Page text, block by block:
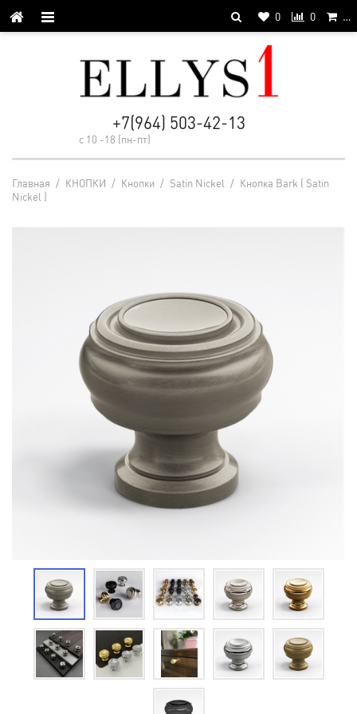
0 0 …
+7(964) 503-42-13
с 10 -18 (пн-пт)
Главная / КНОПКИ / Кнопки / Satin Nickel / Кнопка Bark ( Satin
Nickel )